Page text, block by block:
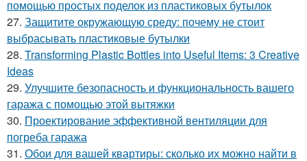
помощью простых поделок из пластиковых бутылок
27. Защитите окружающую среду: почему не стоит
выбрасывать пластиковые бутылки
28. Transforming Plastic Bottles into Useful Items: 3 Creative
Ideas
29. Улучшите безопасность и функциональность вашего
гаража с помощью этой вытяжки
30. Проектирование эффективной вентиляции для
погреба гаража
31. Обои для вашей квартиры: сколько их можно найти в